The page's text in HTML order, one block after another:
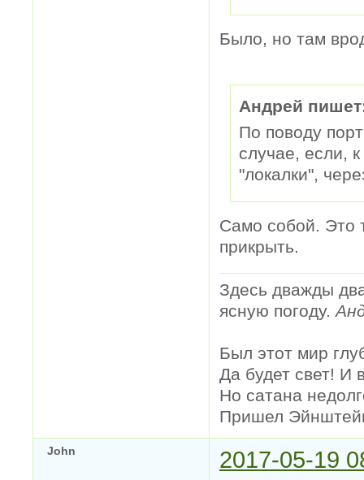
Было, но там
Андрей
По поводу
случае, если,
"локалки",
Само собой. Это
прикрыть.
Здесь дважды
ясную погоду.
Был этот мир
Да будет свет! И
Но сатана
Пришел
John 2017-05-19